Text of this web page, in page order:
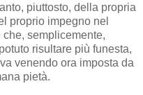
piuttosto, della propria
proprio impegno nel
semplicemente,
risultare più funesta,
venendo ora imposta da
pietà.